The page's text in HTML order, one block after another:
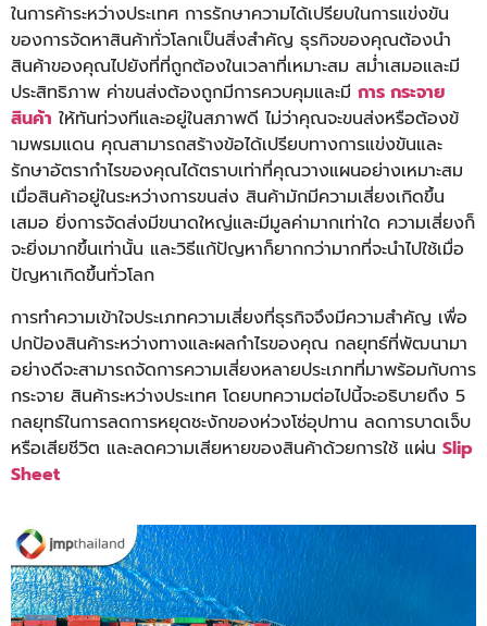
ในการค้าระหว่างประเทศ การรักษาความได้เปรียบในการแข่งขัน
ของการจัดหาสินค้าทั่วโลกเป็นสิ่งสำคัญ ธุรกิจของคุณต้องนำ
สินค้าของคุณไปยังที่ที่ถูกต้องในเวลาที่เหมาะสม สม่ำเสมอและมี
ประสิทธิภาพ ค่าขนส่งต้องถูกมีการควบคุมและมี การ กระจาย
สินค้า ให้ทันท่วงทีและอยู่ในสภาพดี ไม่ว่าคุณจะขนส่งหรือต้องข้
ามพรมแดน คุณสามารถสร้างข้อได้เปรียบทางการแข่งขันและ
รักษาอัตรากำไรของคุณได้ตราบเท่าที่คุณวางแผนอย่างเหมาะสม
เมื่อสินค้าอยู่ในระหว่างการขนส่ง สินค้ามักมีความเสี่ยงเกิดขึ้น
เสมอ ยิ่งการจัดส่งมีขนาดใหญ่และมีมูลค่ามากเท่าใด ความเสี่ยงก็
จะยิ่งมากขึ้นเท่านั้น และวิธีแก้ปัญหาก็ยากกว่ามากที่จะนำไปใช้เมื่อ
ปัญหาเกิดขึ้นทั่วโลก
การทำความเข้าใจประเภทความเสี่ยงที่ธุรกิจจึงมีความสำคัญ เพื่อ
ปกป้องสินค้าระหว่างทางและผลกำไรของคุณ กลยุทธ์ที่พัฒนามา
อย่างดีจะสามารถจัดการความเสี่ยงหลายประเภทที่มาพร้อมกับการ
กระจาย สินค้าระหว่างประเทศ โดยบทความต่อไปนี้จะอธิบายถึง 5
กลยุทธ์ในการลดการหยุดชะงักของห่วงโซ่อุปทาน ลดการบาดเจ็บ
หรือเสียชีวิต และลดความเสียหายของสินค้าด้วยการใช้ แผ่น Slip
Sheet